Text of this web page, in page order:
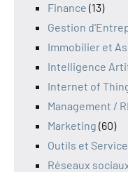
Finance (13)
Gestion
Immobilier et
Intelligence
Internet of
Management /
Marketing (60)
Outils et
Réseaux